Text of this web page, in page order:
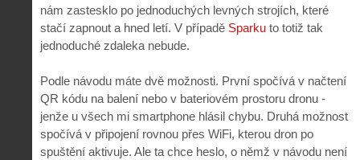
nám zastesklo po jednoduchých levných strojích, které
stačí zapnout a hned letí. V případě Sparku to totiž tak
jednoduché zdaleka nebude.
Podle návodu máte dvě možnosti. První spočívá v načtení
QR kódu na balení nebo v bateriovém prostoru dronu -
jenže u všech mi smartphone hlásil chybu. Druhá možnost
spočívá v připojení rovnou přes WiFi, kterou dron po
spuštění aktivuje. Ale ta chce heslo, o němž v návodu není